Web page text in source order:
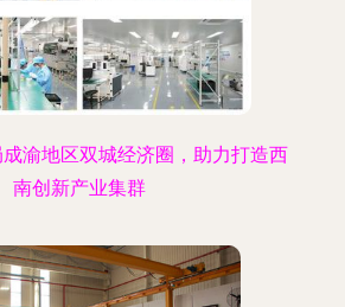
渝地区双城经济圈，助力打造西
南创新产业集群